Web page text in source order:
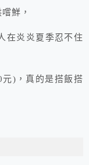
鮮，
在炎炎夏季忍不住
)，真的是搭飯搭